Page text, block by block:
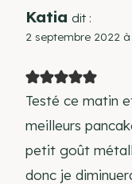
Katia dit :
2 septembre 2022 à
Testé ce matin
meilleurs
petit goût
donc je